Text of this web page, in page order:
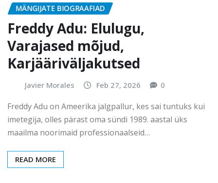
MÄNGIJATE BIOGRAAFIAD
Freddy Adu: Elulugu,
Varajased mõjud,
Karjääriväljakutsed
Javier Morales Feb 27, 2026 0
Freddy Adu on Ameerika jalgpallur, kes sai tuntuks kui
imetegija, olles pärast oma sündi 1989. aastal üks
maailma noorimaid professionaalseid…
READ MORE